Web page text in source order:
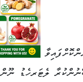
ލެޓަރހެޑު